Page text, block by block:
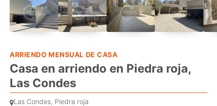
ARRIENDO MENSUAL DE CASA
Casa en arriendo en Piedra roja,
Las Condes
Las Condes, Piedra roja